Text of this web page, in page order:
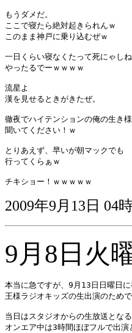
もうダメだ。
ここで寝たら絶対起きられんｗ
このまま神戸に乗り込むぜｗ
一日くらい寝なくたって死にゃし
やったるでーｗｗｗｗ
流星よ
漢を見せるときがきたぜ。
徹夜でハイテンションの俺の生き
聞いてください！ｗ
とりあえず、早いが朝マックでも
行ってくらぁｗ
2009年9月13日 04
9月8日火
本当に急ですが、9月13日日曜日
王様ラジオキッズの生出演のため
当日はスタジオからの生放送とな
オンエア中は3時間ほぼフルで出演